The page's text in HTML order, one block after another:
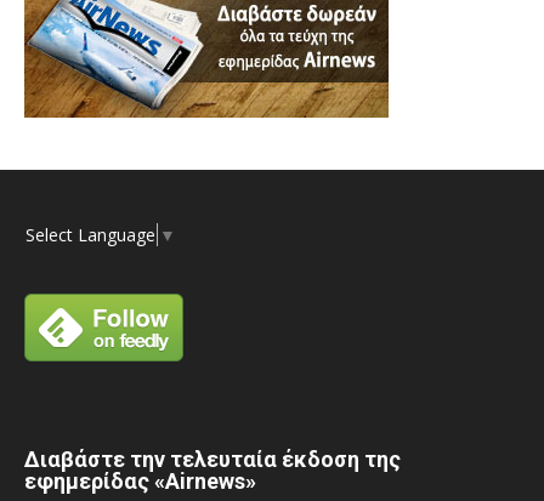
Select Language ▼
Διαβάστε την τελευταία έκδοση της
εφημερίδας «Airnews»